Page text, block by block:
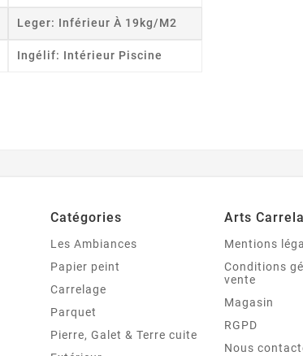
Leger: Inférieur À 19kg/m2
Ingélif: Intérieur Piscine
Catégories
Les Ambiances
Papier peint
Carrelage
Parquet
Pierre, Galet & Terre cuite
Arts
Mentions
Conditions
vente
Magasin
RGPD
Nous